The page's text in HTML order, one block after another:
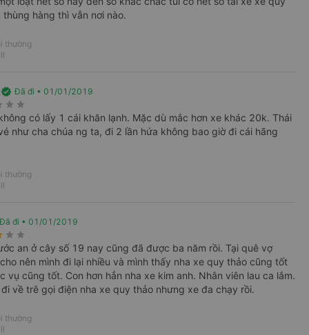
giá
của nhà xe này,
thùng hàng thì vẫn nơi nào.
thường
verified Đã đi • 01/01/2019
star_rate star_rate
có lấy 1 cái khăn lạnh. Mặc dù mắc hơn xe khác 20k. Thái
như cha chúa ng ta, đi 2 lần hứa không bao giờ đi cái hãng
thường
Đã đi • 01/01/2019
star_rate star_rate
an ở cây số 19 nay cũng đã được ba năm rồi. Tại quê vợ
nên mình đi lại nhiều và mình thấy nha xe quy thảo cũng tốt
vụ cũng tốt. Con hơn hẳn nha xe kim anh. Nhân viên lau ca lắm.
về trê gọi điện nha xe quy thảo nhưng xe đa chạy rồi.
thường